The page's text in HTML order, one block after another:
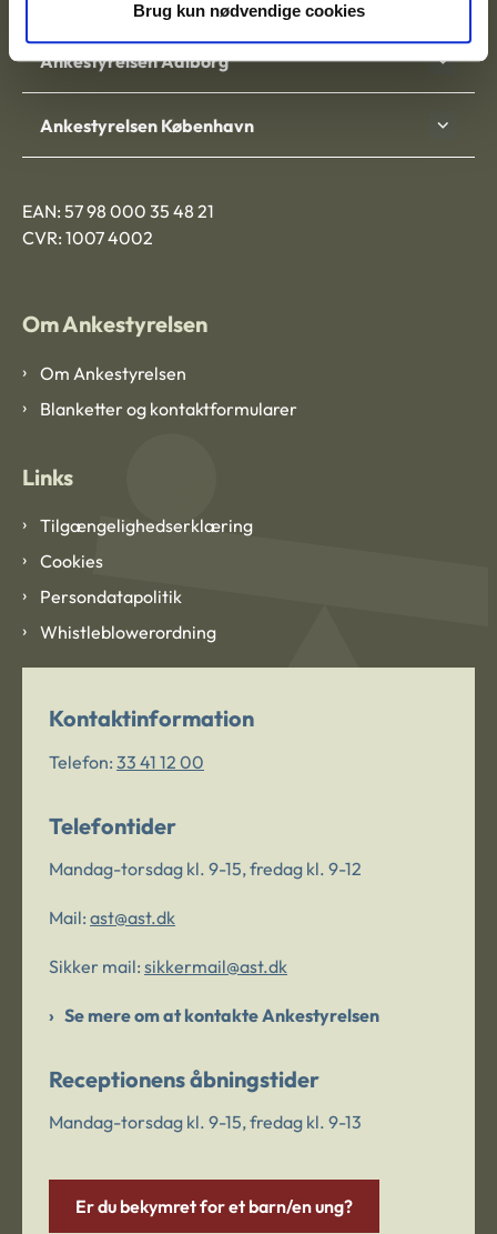
Brug kun nødvendige cookies
Ankestyrelsen Aalborg
Ankestyrelsen København
EAN: 57 98 000 35 48 21
CVR: 1007 4002
Om Ankestyrelsen
Om Ankestyrelsen
Blanketter og kontaktformularer
Links
Tilgængelighedserklæring
Cookies
Persondatapolitik
Whistleblowerordning
Kontaktinformation
Telefon: 33 41 12 00
Telefontider
Mandag-torsdag kl. 9-15, fredag kl. 9-12
Mail: ast@ast.dk
Sikker mail: sikkermail@ast.dk
Se mere om at kontakte Ankestyrelsen
Receptionens åbningstider
Mandag-torsdag kl. 9-15, fredag kl. 9-13
Er du bekymret for et barn/en ung?